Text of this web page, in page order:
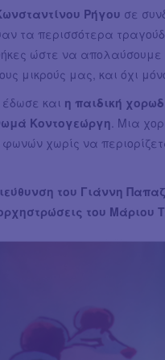
Ρήγου σε
τα περισσότερα
ώστε να
μικρούς μας, και όχι
και η παιδική
Κοντογεώργη . Μια
χωρίς να
του Γιάννη
του Μάριου